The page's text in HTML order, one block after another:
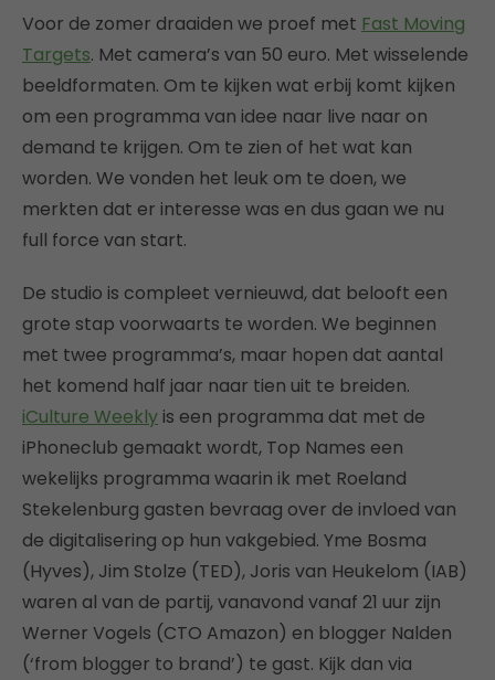
Voor de zomer draaiden we proef met Fast Moving
Targets. Met camera’s van 50 euro. Met wisselende
beeldformaten. Om te kijken wat erbij komt kijken
om een programma van idee naar live naar on
demand te krijgen. Om te zien of het wat kan
worden. We vonden het leuk om te doen, we
merkten dat er interesse was en dus gaan we nu
full force van start.
De studio is compleet vernieuwd, dat belooft een
grote stap voorwaarts te worden. We beginnen
met twee programma’s, maar hopen dat aantal
het komend half jaar naar tien uit te breiden.
iCulture Weeklyis een programma dat met de
iPhoneclub gemaakt wordt, Top Names een
wekelijks programma waarin ik met Roeland
Stekelenburg gasten bevraag over de invloed van
de digitalisering op hun vakgebied. Yme Bosma
(Hyves), Jim Stolze (TED), Joris van Heukelom (IAB)
waren al van de partij, vanavond vanaf 21 uur zijn
Werner Vogels (CTO Amazon) en blogger Nalden
(‘from blogger to brand’) te gast. Kijk dan via